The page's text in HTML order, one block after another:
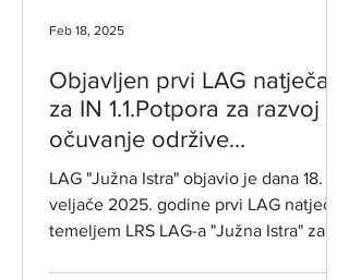
Objavljen prvi LAG natječaj
za IN 1.1.Potpora za razvoj i
očuvanje održive
poljoprivredne proizvodnje i
djelatnosti
LAG "Južna Istra" objavio je dana 18.
veljače 2025. godine prvi LAG natječaj
temeljem LRS LAG-a "Južna Istra" za
Feb 18, 2025